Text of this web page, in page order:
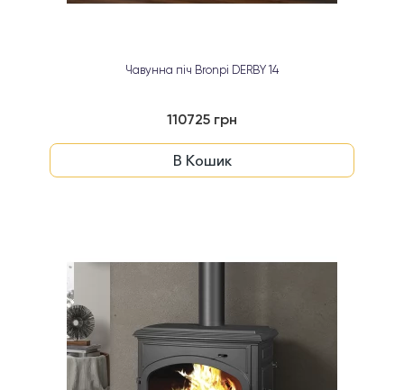
Чавунна піч Bronpi DERBY 14
110725 грн
В Кошик